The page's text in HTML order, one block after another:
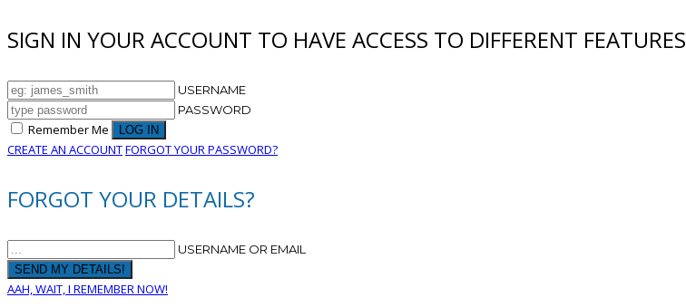
SIGN IN YOUR ACCOUNT TO HAVE ACCESS TO DIFFERENT FEATURES
USERNAME
PASSWORD
Remember Me
CREATE AN ACCOUNTFORGOT YOUR PASSWORD?
FORGOT YOUR DETAILS?
USERNAME OR EMAIL
AAH, WAIT, I REMEMBER NOW!